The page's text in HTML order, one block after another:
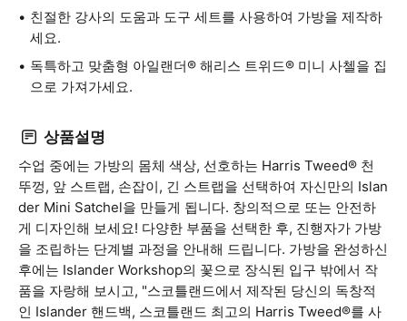
친절한 강사의 도움과 도구 세트를 사용하여 가방을 제작하
세요.
독특하고 맞춤형 아일랜더® 해리스 트위드® 미니 사첼을 집
으로 가져가세요.
상품설명
수업 중에는 가방의 몸체 색상, 선호하는 Harris Tweed® 천
뚜껑, 앞 스트랩, 손잡이, 긴 스트랩을 선택하여 자신만의 Islan
der Mini Satchel을 만들게 됩니다. 창의적으로 또는 안전하
게 디자인해 보세요! 다양한 부품을 선택한 후, 진행자가 가방
을 조립하는 단계별 과정을 안내해 드립니다. 가방을 완성하신
후에는 Islander Workshop의 꽃으로 장식된 입구 밖에서 작
품을 자랑해 보시고, "스코틀랜드에서 제작된 당신의 독창적
인 Islander 핸드백, 스코틀랜드 최고의 Harris Tweed®를 사